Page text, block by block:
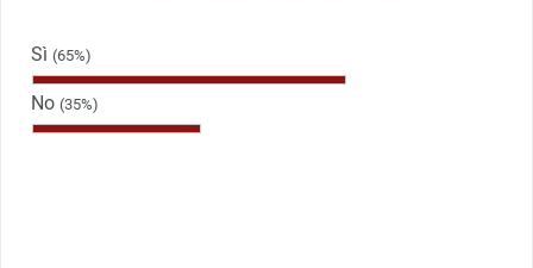
Sì (65%)
No (35%)